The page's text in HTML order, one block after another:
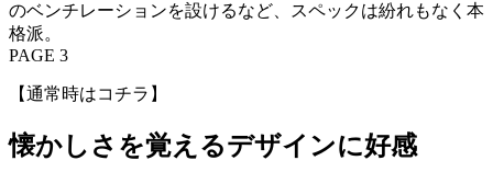
のベンチレーションを設けるなど、スペックは紛れもなく本
格派。
PAGE 3
【通常時はコチラ】
懐かしさを覚えるデザインに好感